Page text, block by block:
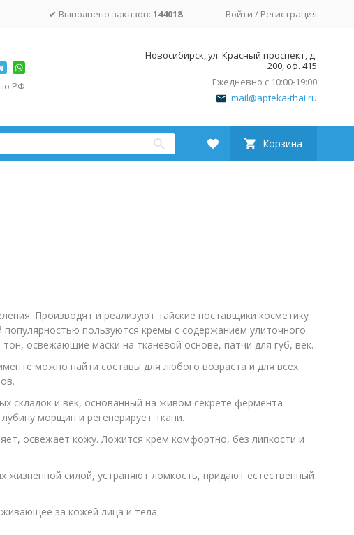
✔ Выполнено заказов: 144018 Войти / Регистрация
РФ
Новосибирск, ул. Красный проспект, д.
200, оф. 415
Ежедневно с 10:00-19:00
mail@apteka-thai.ru
Корзина
Производят и реализуют тайские поставщики косметику
пользуются кремы с содержанием улиточного
освежающие маски на тканевой основе, патчи для губ, век.
можно найти составы для любого возраста и для всех
складок и век, основанный на живом секрете фермента
морщин и регенерирует ткани.
освежает кожу. Ложится крем комфортно, без липкости и
силой, устраняют ломкость, придают естественный
за кожей лица и тела.